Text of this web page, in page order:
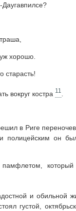
хорошо.
старасть!
вокруг костра 11
в Риге
полицейским он
памфлетом,
и обильной
густой,